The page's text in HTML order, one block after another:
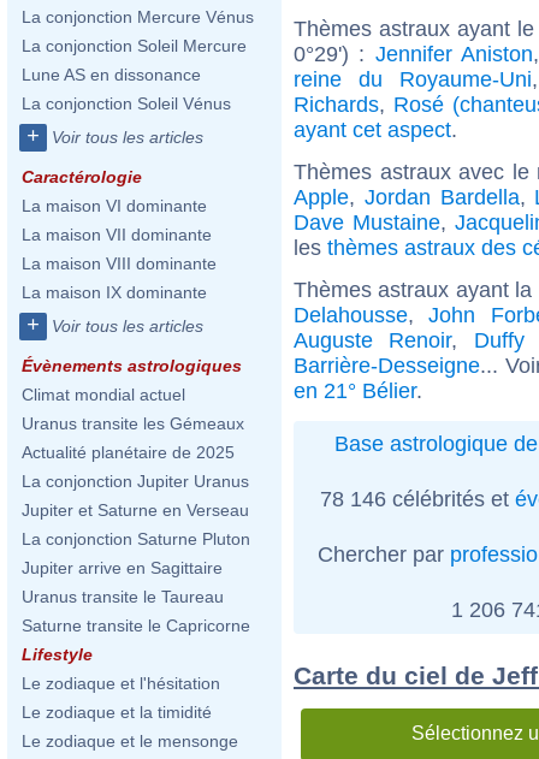
La conjonction Mercure Vénus
La conjonction Soleil Mercure
Lune AS en dissonance
La conjonction Soleil Vénus
+ Voir tous les articles
Caractérologie
La maison VI dominante
La maison VII dominante
La maison VIII dominante
La maison IX dominante
+ Voir tous les articles
Évènements astrologiques
Climat mondial actuel
Uranus transite les Gémeaux
Actualité planétaire de 2025
La conjonction Jupiter Uranus
Jupiter et Saturne en Verseau
La conjonction Saturne Pluton
Jupiter arrive en Sagittaire
Uranus transite le Taureau
Saturne transite le Capricorne
Lifestyle
Le zodiaque et l'hésitation
Le zodiaque et la timidité
Le zodiaque et le mensonge
Thèmes astraux ayant
0°29') : Jennifer Aniston
reine du Royaume-Uni
Richards, Rosé
ayant cet aspect.
Thèmes astraux avec
Apple, Jordan Bardella,
Dave Mustaine,
les thèmes astraux des
Thèmes astraux ayant
Delahousse,John
Auguste Renoir, Duffy
Barrière-Desseigne...
en 21° Bélier.
Base astrologique
78 146 célébrités et
Chercher par
1 206
Carte du ciel de
Sélectionnez